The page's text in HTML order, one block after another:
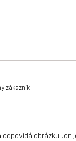
zákazník
obrázku.